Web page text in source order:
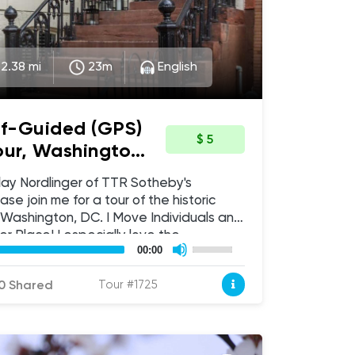
mi 23m English
Guided (GPS)
Washington
Tour
$ 5
Nordlinger of TTR Sotheby's
join me for a tour of the historic
DC. I Move Individuals and
Place! I especially love the
River and C&O Canal waterfront
where my husband, a 5th
lived when I met him, And home of
was created in 1950 to preserve
00:00
Up/Down
Arrow
increase
volume.
Shared Tour #1725